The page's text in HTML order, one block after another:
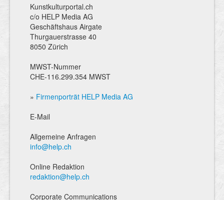
Kunstkulturportal.ch
c/o HELP Media AG
Geschäftshaus Airgate
Thurgauerstrasse 40
8050 Zürich
MWST-Nummer
CHE-116.299.354 MWST
» Firmenporträt HELP Media AG
E-Mail
Allgemeine Anfragen
info@help.ch
Online Redaktion
redaktion@help.ch
Corporate Communications